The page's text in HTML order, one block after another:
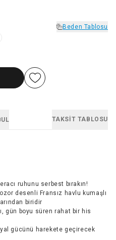
Beden Tablosu
TAKSIT TABLOSU
ruhunu serbest bırakın!
desenli Fransız havlu kumaşlı
biridir
gün boyu süren rahat bir his
gücünü harekete geçirecek